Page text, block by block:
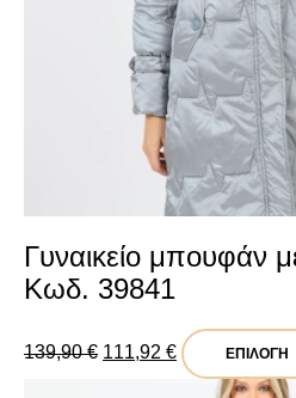
Γυναικείο μπουφάν
Κωδ. 39841
139,90€ Original
111,92 €Η
τρέχουσα
ΕΠΙΛΟΓΉ